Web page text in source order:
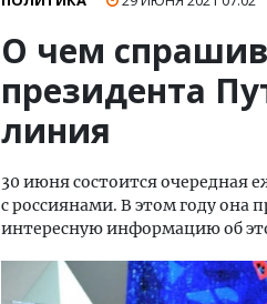
О чем
президента
линия
30 июня состоится очередная
с россиянами. В этом году она
интересную информацию об